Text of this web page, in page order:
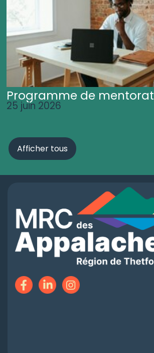
Programme de mentorat
25 juin 2026
Afficher tous